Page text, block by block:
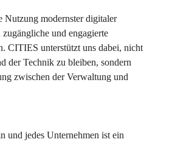
Nutzung modernster digitaler
und engagierte
CITIES unterstützt uns dabei, nicht
der Technik zu bleiben, sondern
zwischen der Verwaltung und
und jedes Unternehmen ist ein